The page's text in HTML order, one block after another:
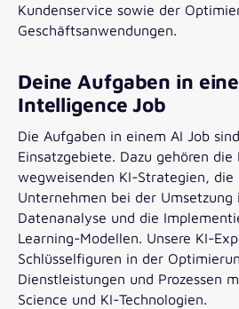
Kundenservice sowie der
Geschäftsanwendungen.
Deine Aufgaben in
Intelligence Job
Die Aufgaben in einem AI Job
Einsatzgebiete. Dazu gehören
wegweisenden KI-Strategien, die
Unternehmen bei der
Datenanalyse und die
Learning-Modellen. Unsere KI-
Schlüsselfiguren in der
Dienstleistungen und Prozessen
Science und KI-Technologien.